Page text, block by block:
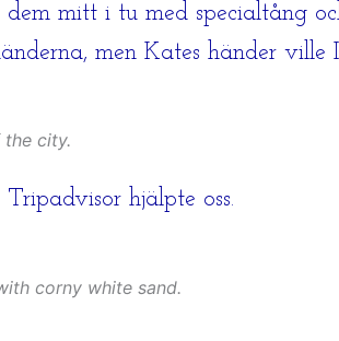
mitt i tu med specialtång
men Kates händer ville
the city.
hjälpte oss.
corny white sand.